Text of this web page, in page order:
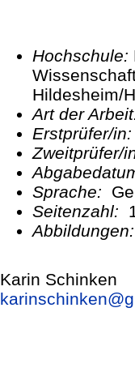
Hochschule:
Hildesheim/
Art der
Erstprüfer/
Sprache:
Seitenzahl:
Karin Schinken
karinschinken@